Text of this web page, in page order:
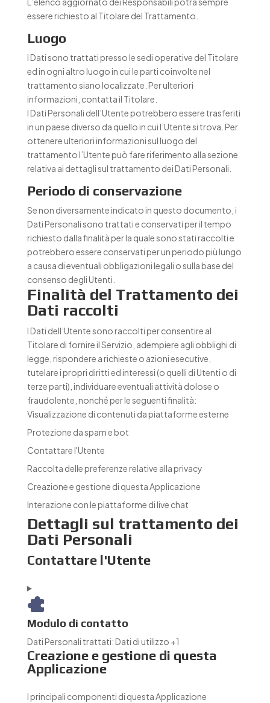
essere richiesto al Titolare del Trattamento.
Luogo
I Dati sono trattati presso le sedi operative del Titolare
ed in ogni altro luogo in cui le parti coinvolte nel
trattamento siano localizzate. Per ulteriori
informazioni, contatta il Titolare.
I Dati Personali dell’Utente potrebbero essere trasferiti
in un paese diverso da quello in cui l’Utente si trova. Per
ottenere ulteriori informazioni sul luogo del
trattamento l’Utente può fare riferimento alla sezione
relativa ai dettagli sul trattamento dei Dati Personali.
Periodo di conservazione
Se non diversamente indicato in questo documento, i
Dati Personali sono trattati e conservati per il tempo
richiesto dalla finalità per la quale sono stati raccolti e
potrebbero essere conservati per un periodo più lungo
a causa di eventuali obbligazioni legali o sulla base del
consenso degli Utenti.
Finalità del Trattamento dei
Dati raccolti
I Dati dell’Utente sono raccolti per consentire al
Titolare di fornire il Servizio, adempiere agli obblighi di
legge, rispondere a richieste o azioni esecutive,
tutelare i propri diritti ed interessi (o quelli di Utenti o di
terze parti), individuare eventuali attività dolose o
fraudolente, nonché per le seguenti finalità:
Visualizzazione di contenuti da piattaforme esterne
Protezione da spam e bot
Contattare l'Utente
Raccolta delle preferenze relative alla privacy
Creazione e gestione di questa Applicazione
Interazione con le piattaforme di live chat
Dettagli sul trattamento dei
Dati Personali
Contattare l'Utente
Modulo di contatto
Dati Personali trattati:Dati di utilizzo +1
Creazione e gestione di questa
Applicazione
I principali componenti di questa Applicazione